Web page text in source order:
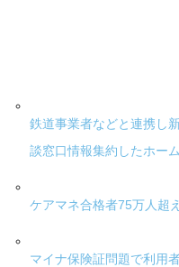
鉄道事業者などと連携し
談窓口情報集約したホー
ケアマネ合格者75万人超
マイナ保険証問題で利用